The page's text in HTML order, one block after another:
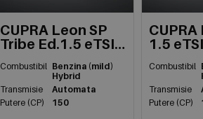
CUPRA Leon SP
Tribe Ed.1.5 eTSI
Combustibil Benzina (mild)
Hybrid
Transmisie
Automata
Putere (CP)
150
1.5
Combustibil
Transmisie
Putere (CP)